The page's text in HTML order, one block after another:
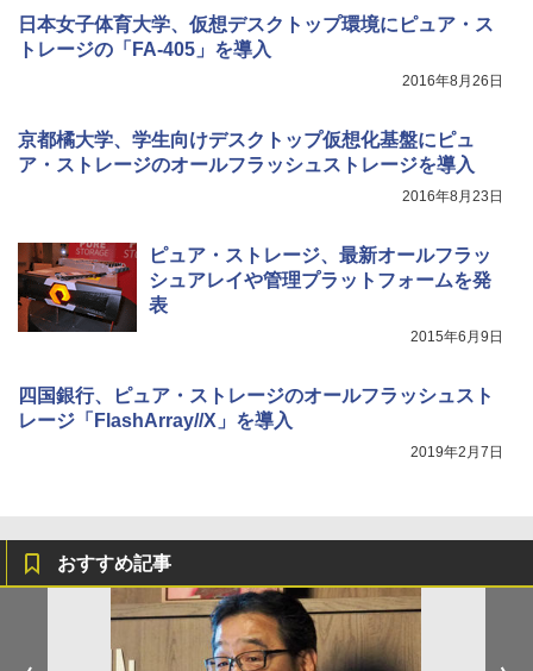
日本女子体育大学、仮想デスクトップ環境にピュア・ス
トレージの「FA-405」を導入
2016年8月26日
京都橘大学、学生向けデスクトップ仮想化基盤にピュ
ア・ストレージのオールフラッシュストレージを導入
2016年8月23日
ピュア・ストレージ、最新オールフラッ
シュアレイや管理プラットフォームを発
表
2015年6月9日
四国銀行、ピュア・ストレージのオールフラッシュスト
レージ「FlashArray//X」を導入
2019年2月7日
おすすめ記事